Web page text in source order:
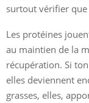
surtout vérifier
Les protéines
au maintien de la
récupération. Si
elles deviennent
grasses, elles,